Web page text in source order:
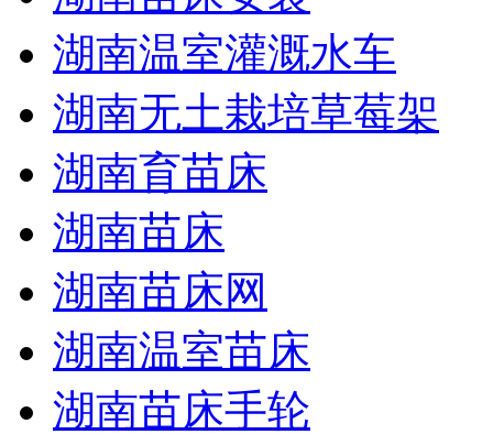
湖南温室灌溉水车
湖南无土栽培草莓架
湖南育苗床
湖南苗床
湖南苗床网
湖南温室苗床
湖南苗床手轮